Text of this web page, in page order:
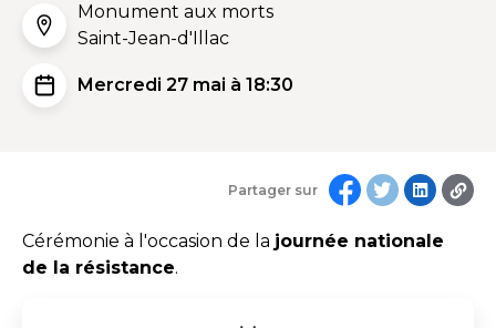
Monument aux morts
Saint-Jean-d'Illac
Mercredi 27 mai à 18:30
Partager sur
Cérémonie à l'occasion de la journée nationale
de la résistance.